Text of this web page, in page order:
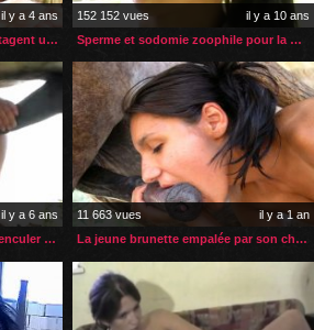
il y a 4 ans
Deux petites zoophiles se partagent une énorme bite de cheval
152 152 vues
il y a 10 ans
Sperme et sodomie zoophile pour la brunette
il y a 6 ans
Après la bronzette elle se fait enculer par son cheval
11 663 vues
il y a 1 an
La jeune brunette empalée par son cheval en levrette debout